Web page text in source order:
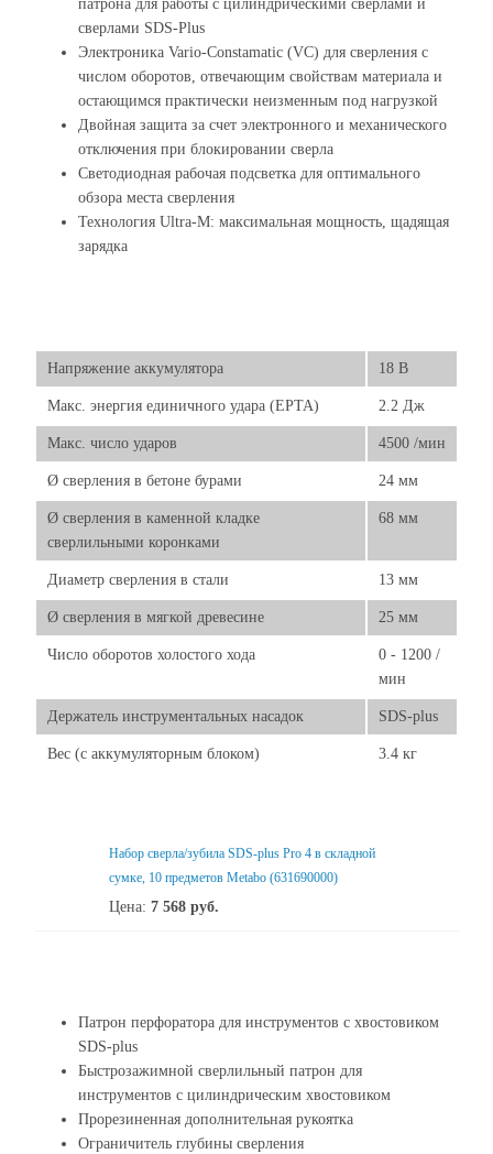
патрона для работы с цилиндрическими сверлами и
сверлами SDS-Plus
Электроника Vario-Constamatic (VC) для сверления с
числом оборотов, отвечающим свойствам материала и
остающимся практически неизменным под нагрузкой
Двойная защита за счет электронного и механического
отключения при блокировании сверла
Светодиодная рабочая подсветка для оптимального
обзора места сверления
Технология Ultra-M: максимальная мощность, щадящая
зарядка
Напряжение аккумулятора 18 В
Макс. энергия единичного удара (EPTA) 2.2 Дж
Макс. число ударов 4500 /мин
Ø сверления в бетоне бурами 24 мм
Ø сверления в каменной кладке
сверлильными коронками
68 мм
Диаметр сверления в стали 13 мм
Ø сверления в мягкой древесине 25 мм
Число оборотов холостого хода
0 - 1200 /
мин
Держатель инструментальных насадок SDS-plus
Вес (с аккумуляторным блоком) 3.4 кг
Набор сверла/зубила SDS-plus Pro 4 в складной
сумке, 10 предметов Metabo (631690000)
Цена: 7 568 руб.
Патрон перфоратора для инструментов с хвостовиком
SDS-plus
Быстрозажимной сверлильный патрон для
инструментов с цилиндрическим хвостовиком
Прорезиненная дополнительная рукоятка
Ограничитель глубины сверления